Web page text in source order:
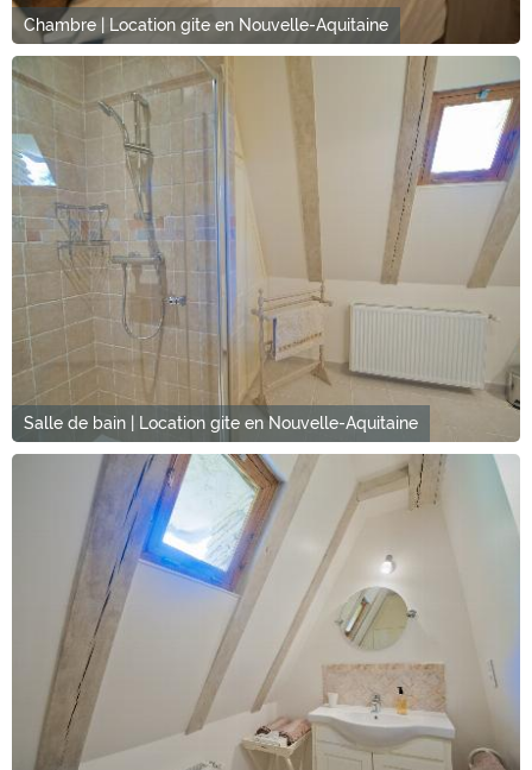
Chambre | Location gite en Nouvelle-Aquitaine
Salle de bain | Location gite en Nouvelle-Aquitaine